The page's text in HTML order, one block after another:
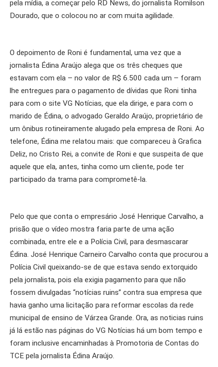
pela mídia, a começar pelo RD News, do jornalista Romilson
Dourado, que o colocou no ar com muita agilidade.
O depoimento de Roni é fundamental, uma vez que a
jornalista Édina Araújo alega que os três cheques que
estavam com ela – no valor de R$ 6.500 cada um – foram
lhe entregues para o pagamento de dívidas que Roni tinha
para com o site VG Notícias, que ela dirige, e para com o
marido de Édina, o advogado Geraldo Araújo, proprietário de
um ônibus rotineiramente alugado pela empresa de Roni. Ao
telefone, Édina me relatou mais: que compareceu à Grafica
Deliz, no Cristo Rei, a convite de Roni e que suspeita de que
aquele que ela, antes, tinha como um cliente, pode ter
participado da trama para comprometê-la.
Pelo que que conta o empresário José Henrique Carvalho, a
prisão que o vídeo mostra faria parte de uma ação
combinada, entre ele e a Polícia Civil, para desmascarar
Édina. José Henrique Carneiro Carvalho conta que procurou a
Polícia Civil queixando-se de que estava sendo extorquido
pela jornalista, pois ela exigia pagamento para que não
fossem divulgadas “notícias ruins” contra sua empresa que
havia ganho uma licitação para reformar escolas da rede
municipal de ensino de Várzea Grande. Ora, as noticias ruins
já lá estão nas páginas do VG Notícias há um bom tempo e
foram inclusive encaminhadas à Promotoria de Contas do
TCE pela jornalista Édina Araújo.